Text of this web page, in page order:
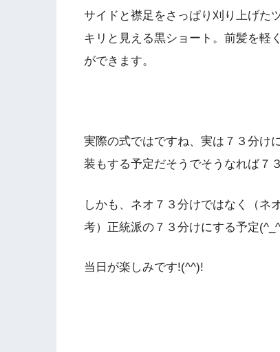
サイドと襟足をさっぱり刈り上げた
キリと見える黒ショート。前髪を軽
ができます。
実際の式ではですね、実は７３分け
装もする予定だそうでそうなれば７
しかも、ネオ７３分けではなく（
考）正統派の７３分けにする予定
当日が楽しみです!(^^)!